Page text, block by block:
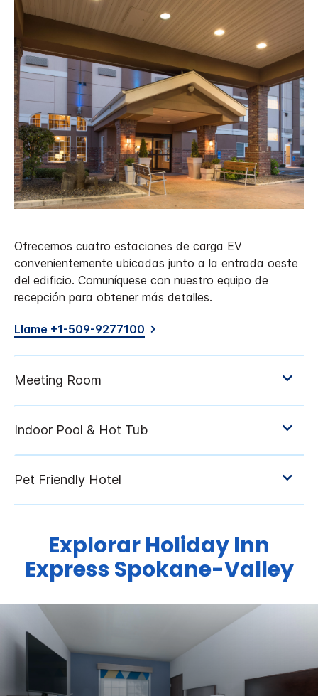
Ofrecemos cuatro estaciones de carga EV
convenientemente ubicadas junto a la entrada oeste
del edificio. Comuníquese con nuestro equipo de
recepción para obtener más detalles.
Llame +1-509-9277100
ExplorarHoliday Inn
ExpressSpokane-Valley